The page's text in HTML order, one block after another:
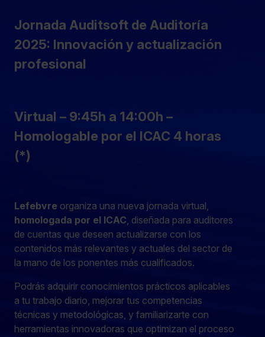
Jornada Auditsoft de Auditoría
2025: Innovación y actualización
profesional
Virtual – 9:45h a 14:00h –
Homologable por el ICAC 4 horas
(*)
Lefebvre organiza una nueva jornada virtual,
homologada por el ICAC , diseñada para auditores
de cuentas que deseen actualizarse con los
contenidos más relevantes y actuales del sector de
la mano de los ponentes más cualificados.
Podrás adquirir conocimientos prácticos aplicables
a tu trabajo diario, mejorar tus competencias
técnicas y metodológicas, y familiarizarte con
herramientas innovadoras que optimizan el proceso